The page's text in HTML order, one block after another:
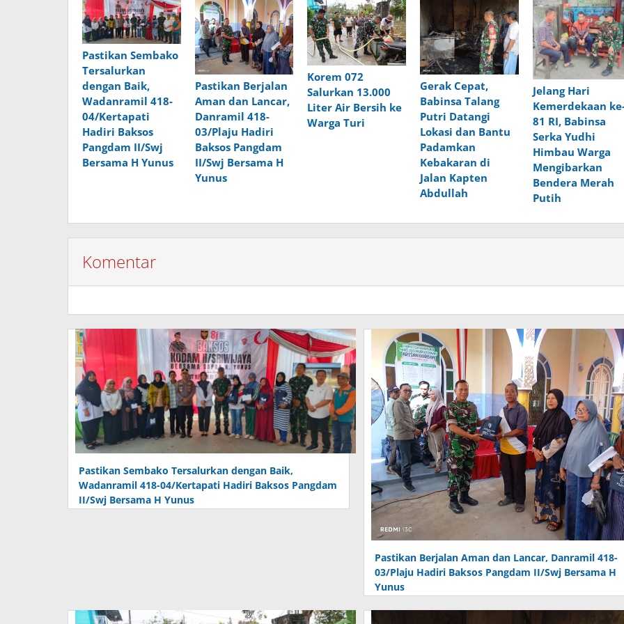
Pastikan Sembako
Tersalurkan
dengan Baik,
Wadanramil 418-
04/Kertapati
Hadiri Baksos
Pangdam II/Swj
Bersama H Yunus
Pastikan Berjalan
Aman dan Lancar,
Danramil 418-
03/Plaju Hadiri
Baksos Pangdam
II/Swj Bersama H
Yunus
Korem 072
Salurkan 13.000
Liter Air Bersih ke
Warga Turi
Gerak Cepat,
Babinsa Talang
Putri Datangi
Lokasi dan Bantu
Padamkan
Kebakaran di
Jalan Kapten
Abdullah
Jelang Hari
Kemerdekaan
81 RI, Babinsa
Serka Yudhi
Himbau Warga
Mengibarkan
Bendera Merah
Putih
Komentar
Pastikan Sembako Tersalurkan dengan Baik,
Wadanramil 418-04/Kertapati Hadiri Baksos Pangdam
II/Swj Bersama H Yunus
Pastikan Berjalan Aman dan Lancar, Danramil 418-
03/Plaju Hadiri Baksos Pangdam II/Swj Bersama H
Yunus